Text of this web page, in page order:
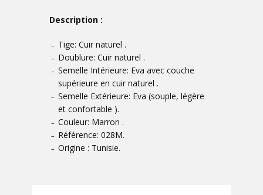
Description :
– Tige: Cuir naturel .
– Doublure: Cuir naturel .
– Semelle Intérieure: Eva avec couche
supérieure en cuir naturel .
– Semelle Extérieure: Eva (souple, légère
et confortable ).
– Couleur: Marron .
– Référence: 028M.
– Origine : Tunisie.